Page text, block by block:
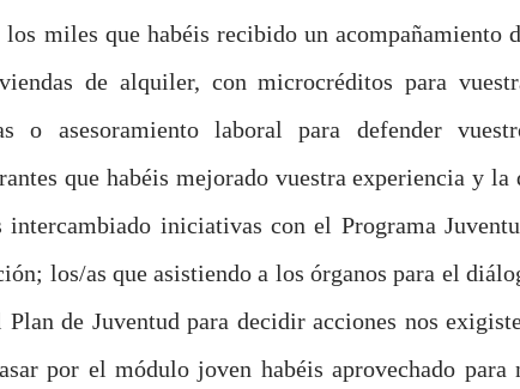
miles que habéis recibido un acompañamiento
de alquiler, con microcréditos para
o asesoramiento laboral para defender
que habéis mejorado vuestra experiencia y la
iniciativas con el Programa
los/as que asistiendo a los órganos para el
de Juventud para decidir acciones nos
por el módulo joven habéis aprovechado para